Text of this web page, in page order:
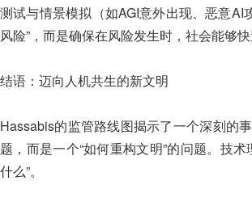
测试与情景模拟（如AGI意外出现、恶意
风险”，而是确保在风险发生时，社会能够
结语：迈向人机共生的新文明
Hassabis的监管路线图揭示了一个深刻的
题，而是一个“如何重构文明”的问题。技
什么”。